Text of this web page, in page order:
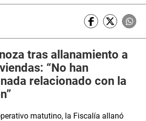
tras allanamiento a
“No han
relacionado con la
matutino, la Fiscalía allanó